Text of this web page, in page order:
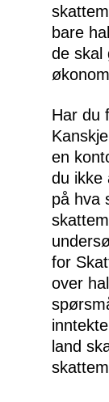
bare
de skal
Har du
en
du ikke
på hva
for
over
land